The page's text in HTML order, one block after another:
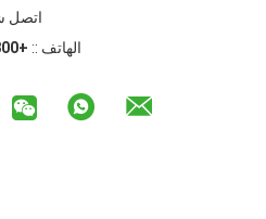
الهاتف ::